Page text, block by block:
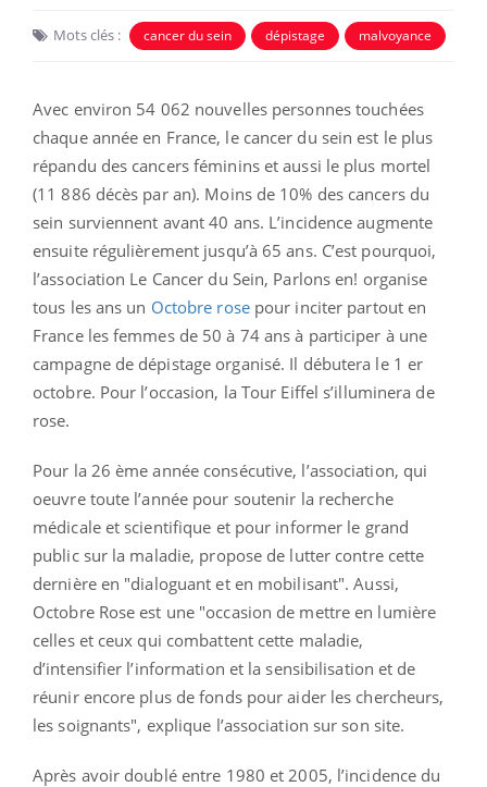
Mots clés : cancer du sein dépistage malvoyance
Avec environ 54 062 nouvelles personnes touchées
chaque année en France, le cancer du sein est le plus
répandu des cancers féminins et aussi le plus mortel
(11 886 décès par an). Moins de 10% des cancers du
sein surviennent avant 40 ans. L’incidence augmente
ensuite régulièrement jusqu’à 65 ans. C’est pourquoi,
l’association Le Cancer du Sein, Parlons en! organise
tous les ans un Octobre rosepour inciter partout en
France les femmes de 50 à 74 ans à participer à une
campagne de dépistage organisé. Il débutera le 1 er
octobre. Pour l’occasion, la Tour Eiffel s’illuminera de
rose.
Pour la 26 ème année consécutive, l’association, qui
oeuvre toute l’année pour soutenir la recherche
médicale et scientifique et pour informer le grand
public sur la maladie, propose de lutter contre cette
dernière en "dialoguant et en mobilisant". Aussi,
Octobre Rose est une "occasion de mettre en lumière
celles et ceux qui combattent cette maladie,
d’intensifier l’information et la sensibilisation et de
réunir encore plus de fonds pour aider les chercheurs,
les soignants", explique l’association sur son site.
Après avoir doublé entre 1980 et 2005, l’incidence du